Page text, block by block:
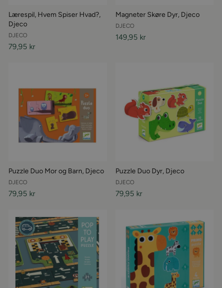
Lærespil, Hvem Spiser Hvad?,
Djeco
DJECO
79,95 kr
Magneter Skøre Dyr, Djeco
DJECO
149,95 kr
Puzzle Duo Mor og Barn, Djeco
DJECO
79,95 kr
Puzzle Duo Dyr, Djeco
DJECO
79,95 kr